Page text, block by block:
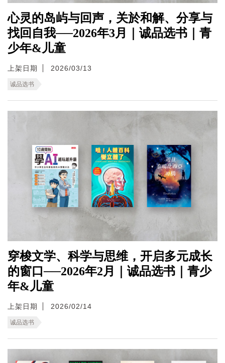
心灵的岛屿与回声，关於和解、分享与
找回自我──2026年3月｜诚品选书｜青
少年&儿童
上架日期 2026/03/13
诚品选书
穿梭文学、科学与思维，开启多元成长
的窗口──2026年2月｜诚品选书｜青少
年&儿童
上架日期 2026/02/14
诚品选书